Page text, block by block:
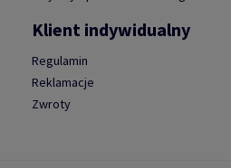
Klient indywidualny
Regulamin
Reklamacje
Zwroty